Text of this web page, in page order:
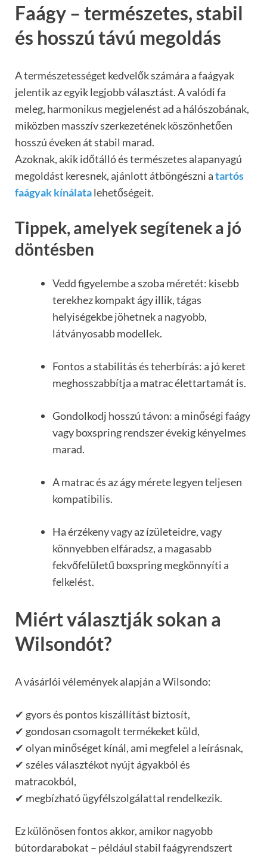
Faágy – természetes, stabil
és hosszú távú megoldás
A természetességet kedvelők számára a faágyak
jelentik az egyik legjobb választást. A valódi fa
meleg, harmonikus megjelenést ad a hálószobának,
miközben masszív szerkezetének köszönhetően
hosszú éveken át stabil marad.
Azoknak, akik időtálló és természetes alapanyagú
megoldást keresnek, ajánlott átböngészni atartós
faágyak kínálatalehetőségeit.
Tippek, amelyek segítenek a jó
döntésben
Vedd figyelembe a szoba méretét: kisebb
terekhez kompakt ágy illik, tágas
helyiségekbe jöhetnek a nagyobb,
látványosabb modellek.
Fontos a stabilitás és teherbírás: a jó keret
meghosszabbítja a matrac élettartamát is.
Gondolkodj hosszú távon: a minőségi faágy
vagy boxspring rendszer évekig kényelmes
marad.
A matrac és az ágy mérete legyen teljesen
kompatibilis.
Ha érzékeny vagy az ízületeidre, vagy
könnyebben elfáradsz, a magasabb
fekvőfelületű boxspring megkönnyíti a
felkelést.
Miért választják sokan a
Wilsondót?
A vásárlói vélemények alapján a Wilsondo:
✔ gyors és pontos kiszállítást biztosít,
✔ gondosan csomagolt termékeket küld,
✔ olyan minőséget kínál, ami megfelel a leírásnak,
✔ széles választékot nyújt ágyakból és
matracokból,
✔ megbízható ügyfélszolgálattal rendelkezik.
Ez különösen fontos akkor, amikor nagyobb
bútordarabokat – például stabil faágyrendszert